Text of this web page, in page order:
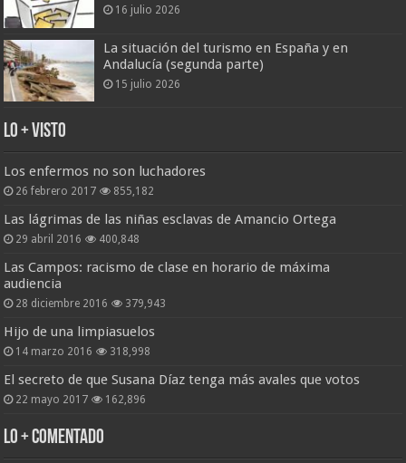
16 julio 2026
La situación del turismo en España y en
Andalucía (segunda parte)
15 julio 2026
Lo + Visto
Los enfermos no son luchadores
26 febrero 2017 855,182
Las lágrimas de las niñas esclavas de Amancio Ortega
29 abril 2016 400,848
Las Campos: racismo de clase en horario de máxima
audiencia
28 diciembre 2016 379,943
Hijo de una limpiasuelos
14 marzo 2016 318,998
El secreto de que Susana Díaz tenga más avales que votos
22 mayo 2017 162,896
Lo + Comentado